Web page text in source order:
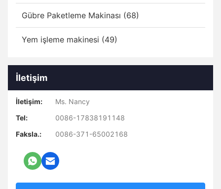
Gübre Paketleme Makinası (68)
Yem işleme makinesi (49)
İletişim
İletişim:
Ms. Nancy
Tel:
0086-17838191148
Faksla.:
0086-371-65002168